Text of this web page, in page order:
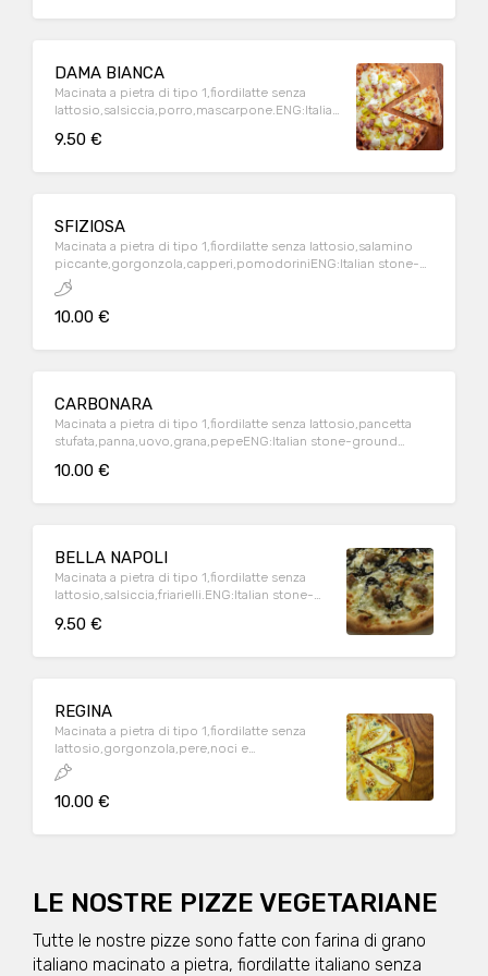
DAMA BIANCA
Macinata a pietra di tipo 1,fiordilatte senza
lattosio,salsiccia,porro,mascarpone.ENG:Italian
mozzarella,sausages,leek,mascarpone cheese
9.50 €
SFIZIOSA
Macinata a pietra di tipo 1,fiordilatte senza lattosio,salamino
piccante,gorgonzola,capperi,pomodoriniENG:Italian stone-
ground flour,lactose-free italian milk
mozzarella,pepperoni,blue cheese,capers,cherry tomatoes
10.00 €
CARBONARA
Macinata a pietra di tipo 1,fiordilatte senza lattosio,pancetta
stufata,panna,uovo,grana,pepeENG:Italian stone-ground
cream,eggs,bacon,parmesan cheese,peper
10.00 €
BELLA NAPOLI
Macinata a pietra di tipo 1,fiordilatte senza
lattosio,salsiccia,friarielli.ENG:Italian stone-
mozzarella,sausage,turnip top
9.50 €
REGINA
Macinata a pietra di tipo 1,fiordilatte senza
lattosio,gorgonzola,pere,noci e
miele..ENG:Italian stone-ground
flour,lactose-free italian milk mozzarella,blue
cheese,pears,nuts,honey
10.00 €
LE NOSTRE PIZZE VEGETARIANE
Tutte le nostre pizze sono fatte con farina di grano
italiano macinato a pietra, fiordilatte italiano senza